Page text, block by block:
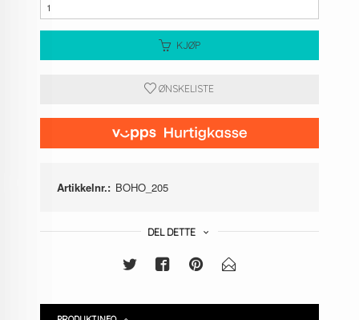
KJØP
ØNSKELISTE
Artikkelnr.: BOHO_205
DEL DETTE